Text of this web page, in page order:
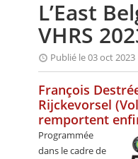
ANNUAIRES
PETITES ANNONCES
L’East
VHRS
Publié le 03 oct 2023
François
Rijckevorsel
remportent
Programmée
dans le cadre de